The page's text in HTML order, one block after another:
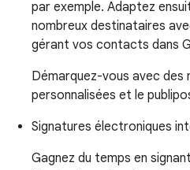
par exemple. Adaptez
nombreux destinataires
gérant vos contacts dans
Démarquez-vous avec des
personnalisées et le
Signatures électroniques
Gagnez du temps en